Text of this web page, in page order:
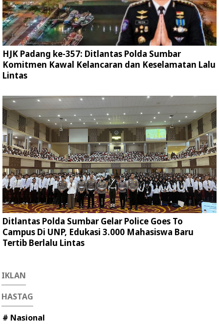
HJK Padang ke-357: Ditlantas Polda Sumbar
Komitmen Kawal Kelancaran dan Keselamatan Lalu
Lintas
Ditlantas Polda Sumbar Gelar Police Goes To
Campus Di UNP, Edukasi 3.000 Mahasiswa Baru
Tertib Berlalu Lintas
IKLAN
HASTAG
# Nasional